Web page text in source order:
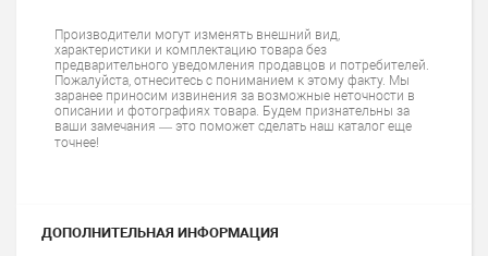
Производители могут изменять внешний вид,
характеристики и комплектацию товара без
предварительного уведомления продавцов и потребителей.
Пожалуйста, отнеситесь с пониманием к этому факту. Мы
заранее приносим извинения за возможные неточности в
описании и фотографиях товара. Будем признательны за
ваши замечания — это поможет сделать наш каталог еще
точнее!
ДОПОЛНИТЕЛЬНАЯ ИНФОРМАЦИЯ